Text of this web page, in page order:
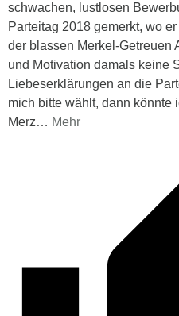
schwachen, lustlosen
Parteitag 2018 gemerkt, wo
der blassen Merkel-Getreuen
und Motivation damals keine
Liebeserklärungen an die
mich bitte wählt, dann könnte
Merz… Mehr